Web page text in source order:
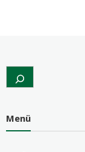
Search
Menü